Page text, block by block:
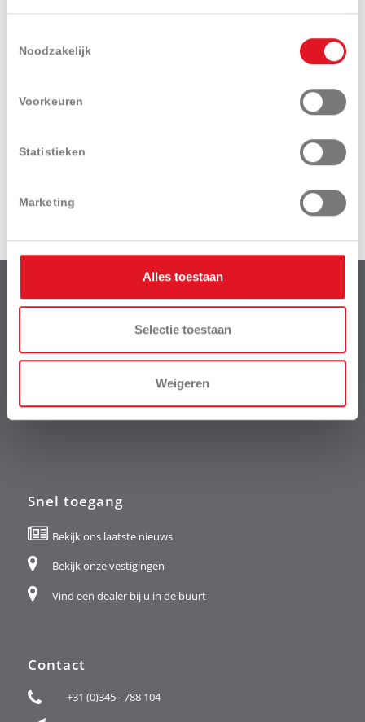
Noodzakelijk
Voorkeuren
Statistieken
Marketing
Alles toestaan
Selectie toestaan
Weigeren
Ik ga akkoord met het
Verzenden
Snel toegang
Bekijk ons laatste nieuws
Bekijk onze vestigingen
Vind een dealer bij u in de buurt
Contact
+31 (0)345 - 788 104